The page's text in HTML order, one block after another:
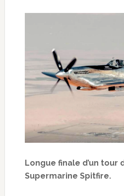
Longue finale d’un tour
Supermarine Spitfire.